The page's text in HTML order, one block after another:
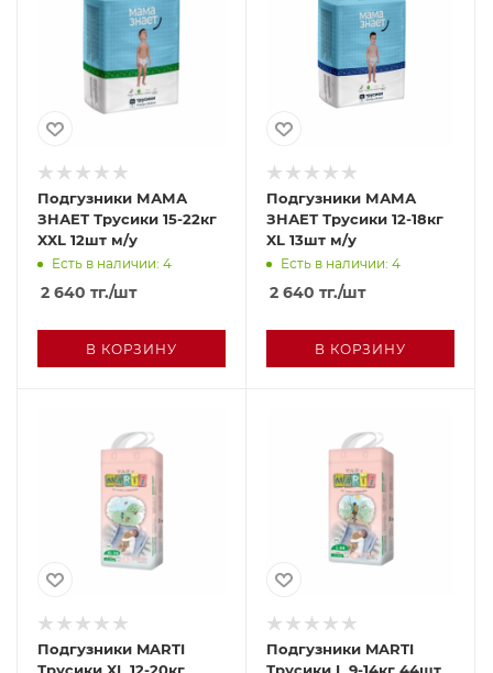
Подгузники МАМА
ЗНАЕТ Трусики 15-22кг
XXL 12шт м/у
Есть в наличии: 4
2 640 тг./шт
В КОРЗИНУ
Подгузники МАМА
ЗНАЕТ Трусики 12-18кг
XL 13шт м/у
Есть в наличии: 4
2 640 тг./шт
В КОРЗИНУ
Подгузники MARTI
Подгузники MARTI